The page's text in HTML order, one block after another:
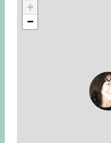
+
−